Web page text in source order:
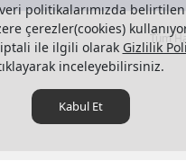
politikalarımızda
çerezler(cookies)
ile ilgili olarak Gizlilik
inceleyebilirsiniz.
Kabul Et
Tüm